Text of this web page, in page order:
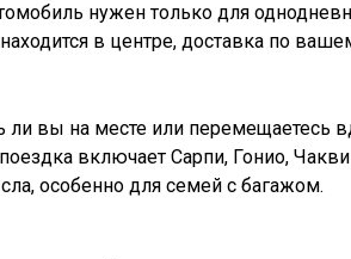
нужен только для
в центре, доставка по
ли вы на месте или
включает Сарпи, Гонио,
особенно для семей с багажом.